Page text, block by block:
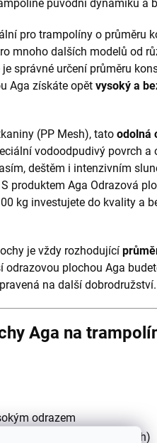
původní dynamiku a
pro trampolíny o průměru
mnoho dalších modelů od
správné určení průměru
Aga získáte opět vysoký a
(PP Mesh), tato odolná
vodoodpudivý povrch a
deštěm i intenzivním
produktem Aga Odrazová
kg investujete do kvality a
je vždy rozhodující
plochou Aga
na další dobrodružství.
Aga na
odrazem
tkaniny (PP Mesh)